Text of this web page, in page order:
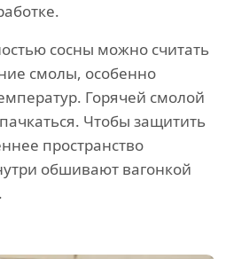
сосны можно считать
смолы, особенно
Горячей смолой
Чтобы защитить
пространство
обшивают вагонкой